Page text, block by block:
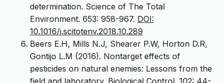
determination. Science of The Total
Environment. 653: 958-967. DOI:
10.1016/j.scitotenv.2018.10.289
Beers E.H, Mills N.J, Shearer P.W, Horton D.R,
Gontijo L.M (2016). Nontarget effects of
pesticides on natural enemies: Lessons from the